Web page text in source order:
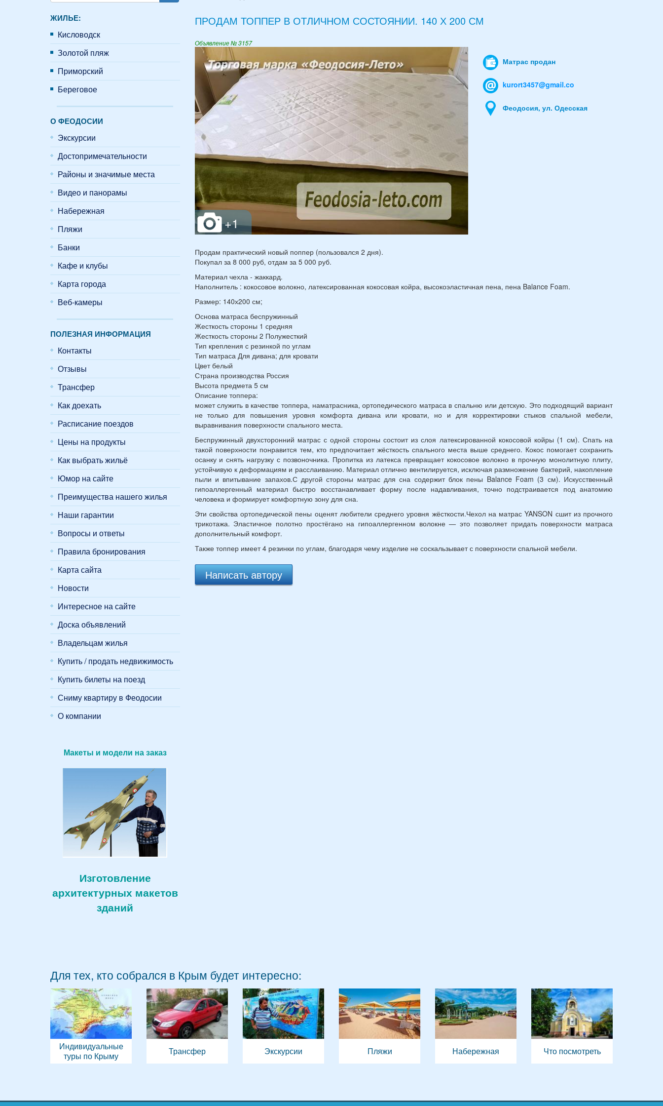
ЖИЛЬЕ:
Кисловодск
Золотой пляж
Приморский
Береговое
О ФЕОДОСИИ
Экскурсии
Достопримечательности
Районы и значимые места
Видео и панорамы
Набережная
Пляжи
Банки
Кафе и клубы
Карта города
Веб-камеры
ПОЛЕЗНАЯ ИНФОРМАЦИЯ
Контакты
Отзывы
Трансфер
Как доехать
Расписание поездов
Цены на продукты
Как выбрать жильё
Юмор на сайте
Преимущества нашего жилья
Наши гарантии
Вопросы и ответы
Правила бронирования
Карта сайта
Новости
Интересное на сайте
Доска объявлений
Владельцам жилья
Купить / продать недвижимость
Купить билеты на поезд
Сниму квартиру в Феодосии
О компании
Макеты и модели на заказ
Изготовление
архитектурных макетов
зданий
ПРОДАМ ТОППЕР В ОТЛИЧНОМ СОСТОЯНИИ. 140 Х 200 СМ
Объявление № 3157
Матрас продан
kurort3457@gmail.co
Феодосия, ул. Одесская
Продам практический новый поппер (пользовался 2 дня).
Покупал за 8 000 руб, отдам за 5 000 руб.
Материал чехла - жаккард.
Наполнитель : кокосовое волокно, латексированная кокосовая койра, высокоэластичная пена, пена Balance Foam.
Размер: 140х200 см;
Основа матраса беспружинный
Жесткость стороны 1 средняя
Жесткость стороны 2 Полужесткий
Тип крепления с резинкой по углам
Тип матраса Для дивана; для кровати
Цвет белый
Страна производства Россия
Высота предмета 5 см
Описание топпера:
может служить в качестве топпера, наматрасника, ортопедического матраса в спальню или детскую. Это подходящий вариант
не только для повышения уровня комфорта дивана или кровати, но и для корректировки стыков спальной мебели,
выравнивания поверхности спального места.
Беспружинный двухсторонний матрас с одной стороны состоит из слоя латексированной кокосовой койры (1 см). Спать на
такой поверхности понравится тем, кто предпочитает жёсткость спального места выше среднего. Кокос помогает сохранить
осанку и снять нагрузку с позвоночника. Пропитка из латекса превращает кокосовое волокно в прочную монолитную плиту,
устойчивую к деформациям и расслаиванию. Материал отлично вентилируется, исключая размножение бактерий, накопление
пыли и впитывание запахов.С другой стороны матрас для сна содержит блок пены Balance Foam (3 см). Искусственный
гипоаллергенный материал быстро восстанавливает форму после надавливания, точно подстраивается под анатомию
человека и формирует комфортную зону для сна.
Эти свойства ортопедической пены оценят любители среднего уровня жёсткости.Чехол на матрас YANSON сшит из прочного
трикотажа. Эластичное полотно простёгано на гипоаллергенном волокне — это позволяет придать поверхности матраса
дополнительный комфорт.
Также топпер имеет 4 резинки по углам, благодаря чему изделие не соскальзывает с поверхности спальной мебели.
Написать автору
Для тех, кто собрался в Крым будет интересно:
Индивидуальные
туры по Крыму
Трансфер Экскурсии Пляжи Набережная Что посмотреть